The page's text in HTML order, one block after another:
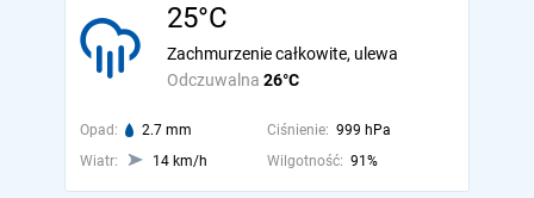
25°C
Odczuwalna 26°C
Zachmurzenie całkowite, ulewa
Opad: 2.7 mm Ciśnienie: 999 hPa
Wiatr:
14 km/h Wilgotność: 91%